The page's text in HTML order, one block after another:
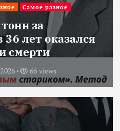
Самое разное
за
36 лет оказался
смерти
66 views